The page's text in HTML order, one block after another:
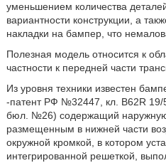
уменьшением количества
вариантности конструкции, а
накладки на бампер, что
Полезная модель относится к
частности к передней части
Из уровня техники известен
-патент РФ №32447, кл. В62R 19/
бюл. №26) содержащий
размещенным в нижней части
окружной кромкой, в котором
интегрированной решеткой,